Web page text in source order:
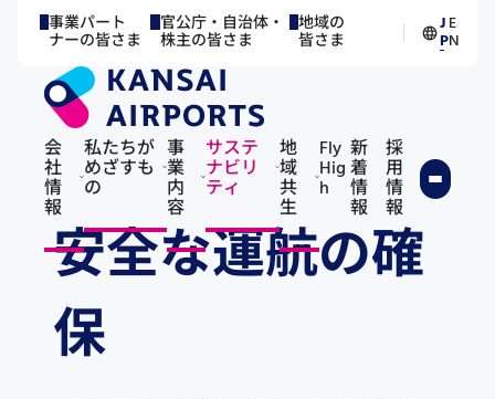
事業パート
ナーの皆さま
官公庁・自治体・
株主の皆さま
地域の
皆さま
J
P／
E
N
会
社
情
報
私たちが
めざすも
の
事
業
内
容
サステ
ナビリ
ティ
地
域
共
生
Fly
Hig
h
新
着
情
報
採
用
情
報
安全な運航の確
保